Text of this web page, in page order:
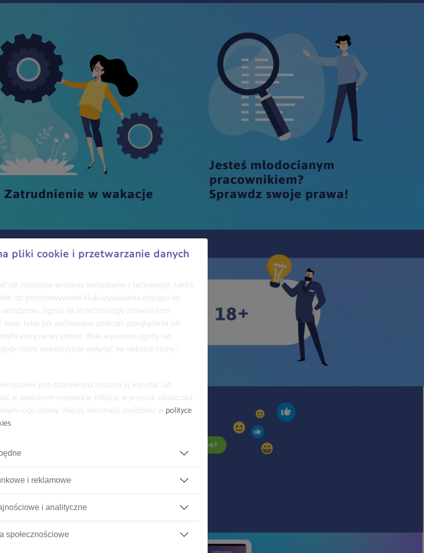
pliki cookie i przetwarzanie danych
jak najlepsze wrażenia korzystamy z technologii, takich
do przechowywania i/lub uzyskiwania dostępu do
Zgoda na te technologie pozwoli nam
dane, takie jak zachowanie podczas przeglądania lub
na tej stronie. Brak wyrażenia zgody lub
może niekorzystnie wpłynąć na niektóre cechy i
cookies jest dobrowolna i można ją wycofać lub
w dowolnym momencie klikając w przycisk ciasteczka
rogu strony. Więcej informacji znajdziesz w polityce
.
i reklamowe
i analityczne
społecznościowe